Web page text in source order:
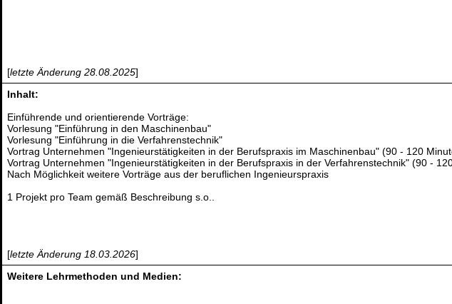
[letzte Änderung 28.08.2025]
Inhalt:
Einführende und orientierende Vorträge:
Vorlesung "Einführung in den Maschinenbau"
Vorlesung "Einführung in die Verfahrenstechnik"
Vortrag Unternehmen "Ingenieurstätigkeiten in der Berufspraxis im Maschinenbau" (90 - 120
Vortrag Unternehmen "Ingenieurstätigkeiten in der Berufspraxis in der Verfahrenstechnik" (90 -
Nach Möglichkeit weitere Vorträge aus der beruflichen Ingenieurspraxis
1 Projekt pro Team gemäß Beschreibung s.o..
[letzte Änderung 18.03.2026]
Weitere Lehrmethoden und Medien: